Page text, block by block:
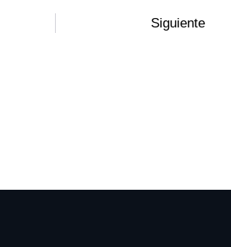
Siguiente